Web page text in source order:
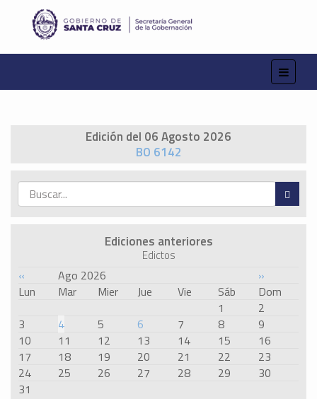
Edición del 06 Agosto 2026
BO 6142
Ediciones anteriores
Edictos
« Ago 2026
»
Lun
Mar Mier Jue Vie Sáb
Dom
1
2
3
4 5 6 7 8
9
10
11 12 13 14 15
16
17
18 19 20 21 22
23
24
25 26 27 28 29
30
31